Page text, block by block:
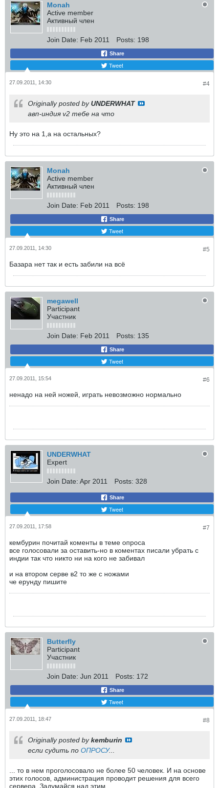
Monah
Active member
Активный член
Join Date: Feb 2011 Posts: 198
Share
Tweet
#4
27.09.2011, 14:30
Originally posted byUNDERWHAT
авп-индия v2 тебе на что
Ну это на 1,а на остальных?
Monah
Active member
Активный член
Join Date: Feb 2011 Posts: 198
Share
Tweet
#5
27.09.2011, 14:30
Базара нет так и есть забили на всё
megawell
Participant
Участник
Join Date: Feb 2011 Posts: 135
Share
Tweet
#6
27.09.2011, 15:54
ненадо на ней ножей, играть невозможно нормально
UNDERWHAT
Expert
Join Date: Apr 2011 Posts: 328
Share
Tweet
#7
27.09.2011, 17:58
кембурин почитай коменты в теме опроса
все голосовали за оставить-но в коментах писали убрать с
индии так что никто ни на кого не забивал
и на втором серве в2 то же с ножами
че ерунду пишите
Butterfly
Participant
Участник
Join Date: Jun 2011 Posts: 172
Share
Tweet
#8
27.09.2011, 18:47
Originally posted bykemburin
если судить по ОПРОСУ...
... то в нем проголосовало не более 50 человек. И на основе
этих голосов, администрация проводит решения для всего
сервера. Задумайся над этим.